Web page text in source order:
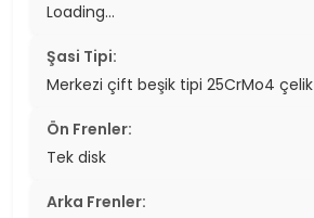
Loading...
Şasi Tipi:
Merkezi çift beşik tipi 25CrMo4 çelik
Ön Frenler:
Tek disk
Arka Frenler: